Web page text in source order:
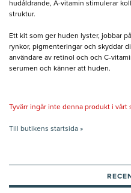
hudåldrande, A-vitamin stimulerar
struktur.
Ett kit som ger huden lyster, jobbar
rynkor, pigmenteringar och skyddar
användare av retinol och och C-
serumen och känner att huden.
Tyvärr ingår inte denna produkt i
Till butikens startsida »